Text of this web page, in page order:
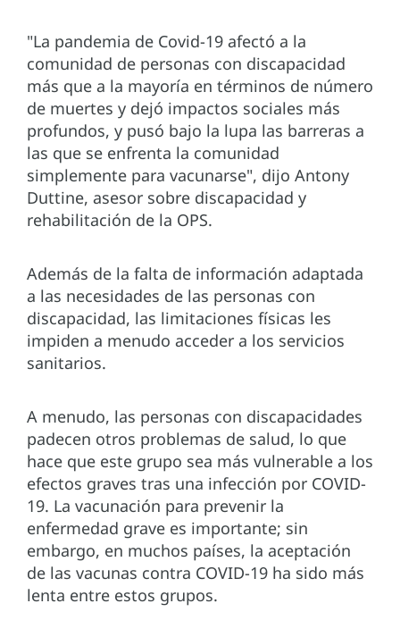
"La pandemia de Covid-19 afectó a la
comunidad de personas con discapacidad
más que a la mayoría en términos de número
de muertes y dejó impactos sociales más
profundos, y pusó bajo la lupa las barreras a
las que se enfrenta la comunidad
simplemente para vacunarse", dijo Antony
Duttine, asesor sobre discapacidad y
rehabilitación de la OPS.
Además de la falta de información adaptada
a las necesidades de las personas con
discapacidad, las limitaciones físicas les
impiden a menudo acceder a los servicios
sanitarios.
A menudo, las personas con discapacidades
padecen otros problemas de salud, lo que
hace que este grupo sea más vulnerable a los
efectos graves tras una infección por COVID-
19. La vacunación para prevenir la
enfermedad grave es importante; sin
embargo, en muchos países, la aceptación
de las vacunas contra COVID-19 ha sido más
lenta entre estos grupos.